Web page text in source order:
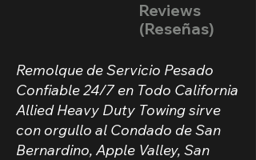
Reviews
(Reseñas)
Remolque de Servicio Pesado
Confiable 24/7 en Todo California
Allied Heavy Duty Towing sirve
con orgullo al Condado de San
Bernardino, Apple Valley, San